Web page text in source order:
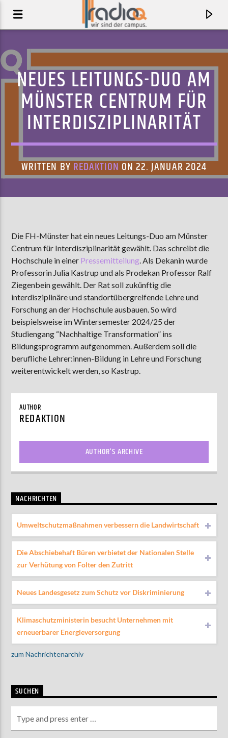
AKTUELLE SENDUNG
LIVE VON DER AUSZÄHLUNG
09:00 12:00
ZU HÖREN INMünster90,9 MHzSteinfurt103,9 MHz
NEUES LEITUNGS-DUO AM
MÜNSTER CENTRUM FÜR
INTERDISZIPLINARITÄT
WRITTEN BY REDAKTION ON 22. JANUAR 2024
Die FH-Münster hat ein neues Leitungs-Duo am Münster
Centrum für Interdisziplinarität gewählt. Das schreibt die
Hochschule in einer Pressemitteilung. Als Dekanin wurde
Professorin Julia Kastrup und als Prodekan Professor Ralf
Ziegenbein gewählt. Der Rat soll zukünftig die
interdisziplinäre und standortübergreifende Lehre und
Forschung an der Hochschule ausbauen. So wird
beispielsweise im Wintersemester 2024/25 der
Studiengang “Nachhaltige Transformation” ins
Bildungsprogramm aufgenommen. Außerdem soll die
berufliche Lehrer:innen-Bildung in Lehre und Forschung
weiterentwickelt werden, so Kastrup.
AUTHOR
REDAKTION
AUTHOR'S ARCHIVE
NACHRICHTEN
Umweltschutzmaßnahmen verbessern die Landwirtschaft
Die Abschiebehaft Büren verbietet der Nationalen Stelle
zur Verhütung von Folter den Zutritt
Neues Landesgesetz zum Schutz vor Diskriminierung
Klimaschutzministerin besucht Unternehmen mit
erneuerbarer Energieversorgung
zum Nachrichtenarchiv
SUCHEN